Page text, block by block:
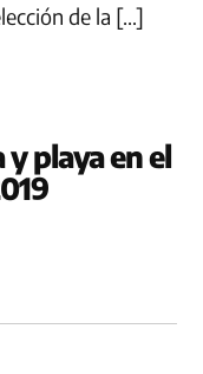
de la […]
playa en el